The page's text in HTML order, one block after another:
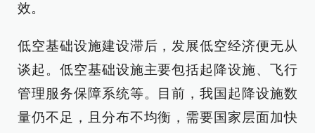
效。
低空基础设施建设滞后，发展低空经济便无从
谈起。低空基础设施主要包括起降设施、飞行
管理服务保障系统等。目前，我国起降设施数
量仍不足，且分布不均衡，需要国家层面加快